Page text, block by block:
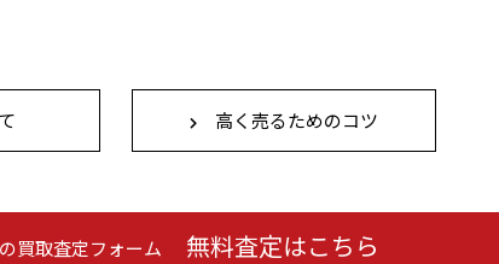
高く売るためのコツ
買取査定フォーム 無料査定はこちら